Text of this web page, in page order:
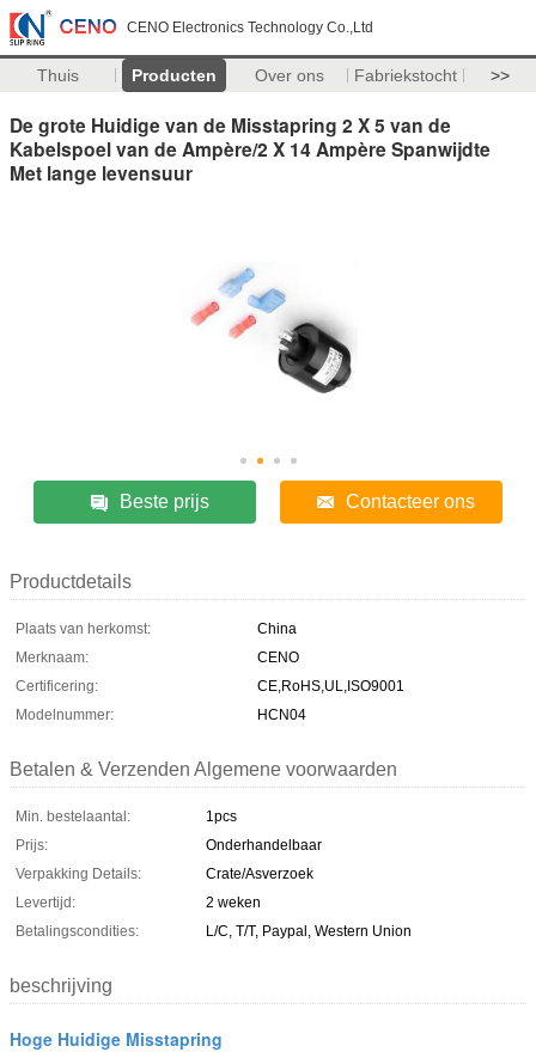
CENO Electronics Technology Co.,Ltd
Thuis Producten Over ons Fabriekstocht >>
De grote Huidige van de Misstapring 2 X 5 van de
Kabelspoel van de Ampère/2 X 14 Ampère Spanwijdte
Met lange levensuur
Beste prijs Contacteer ons
Productdetails
Plaats van herkomst:
China
Merknaam:
CENO
Certificering:
CE,RoHS,UL,ISO9001
Modelnummer:
HCN04
Betalen & Verzenden Algemene voorwaarden
Min. bestelaantal:
1pcs
Prijs:
Onderhandelbaar
Verpakking Details:
Crate/Asverzoek
Levertijd:
2 weken
Betalingscondities:
L/C, T/T, Paypal, Western Union
beschrijving
Hoge Huidige Misstapring